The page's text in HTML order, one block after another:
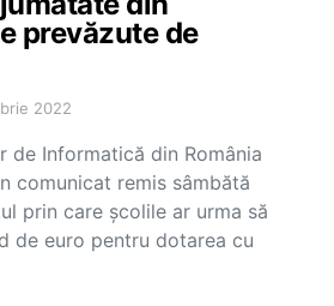
prevăzute de
2022
de Informatică din România
comunicat remis sâmbătă
prin care școlile ar urma să
de euro pentru dotarea cu